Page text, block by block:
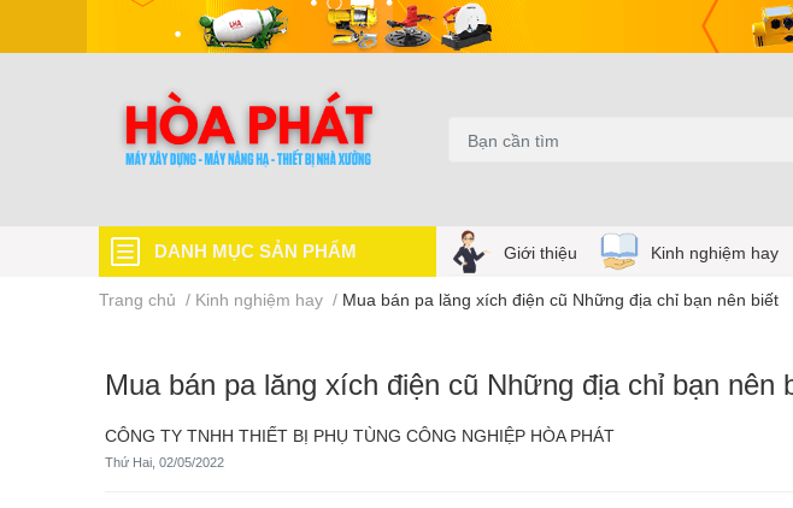
DANH MỤC SẢN PHẨM Giới thiệu Kinh nghiệm hay
Trang chủ / Kinh nghiệm hay / Mua bán pa lăng xích điện cũ Những địa chỉ bạn nên biết
Mua bán pa lăng xích điện cũ Những địa chỉ bạn nên
CÔNG TY TNHH THIẾT BỊ PHỤ TÙNG CÔNG NGHIỆP HÒA PHÁT
Thứ Hai, 02/05/2022